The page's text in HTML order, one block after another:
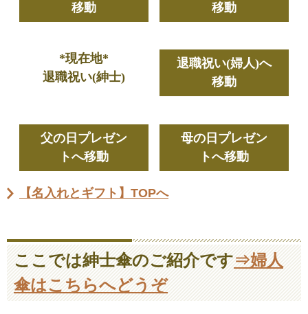
移動
移動
*現在地*
退職祝い(紳士)
退職祝い(婦人)へ
移動
父の日プレゼン
トへ移動
母の日プレゼン
トへ移動
【名入れとギフト】TOPへ
ここでは紳士傘のご紹介です⇒婦人
傘はこちらへどうぞ